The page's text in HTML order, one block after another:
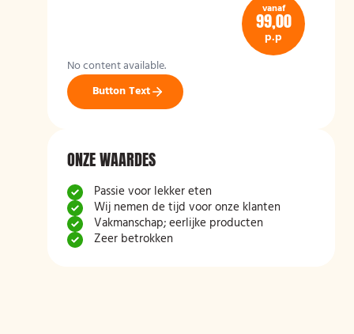
vanaf
99,00
p.p
No content available.
Button Text
ONZE WAARDES
Passie voor lekker eten
Wij nemen de tijd voor onze klanten
Vakmanschap; eerlijke producten
Zeer betrokken